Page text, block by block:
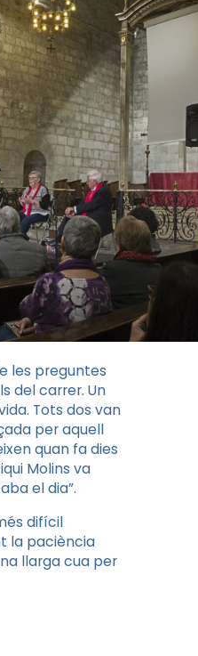
les preguntes
del carrer. Un
Tots dos van
per aquell
quan fa dies
Molins va
el dia”.
difícil
la paciència
llarga cua per